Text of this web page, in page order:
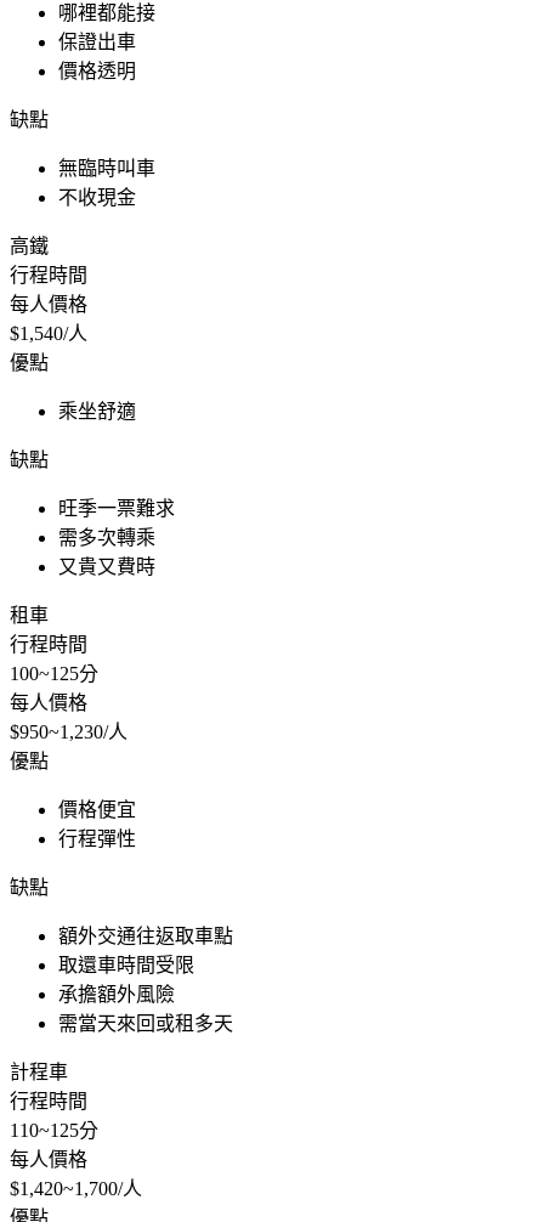
哪裡都能接
保證出車
價格透明
缺點
無臨時叫車
不收現金
高鐵
行程時間
每人價格
$1,540/人
優點
乘坐舒適
缺點
旺季一票難求
需多次轉乘
又貴又費時
租車
行程時間
100~125分
每人價格
$950~1,230/人
優點
價格便宜
行程彈性
缺點
額外交通往返取車點
取還車時間受限
承擔額外風險
需當天來回或租多天
計程車
行程時間
110~125分
每人價格
$1,420~1,700/人
優點